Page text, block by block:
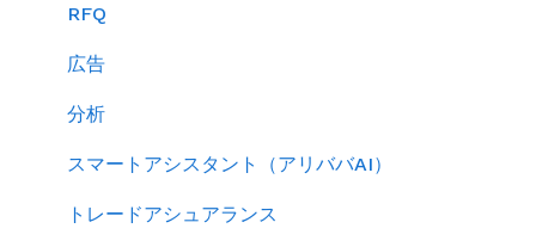
キーワード広告を利用する
サイトパフォーマンスを分析する
RFQ
広告
分析
スマートアシスタント（アリババAI）
トレードアシュアランス